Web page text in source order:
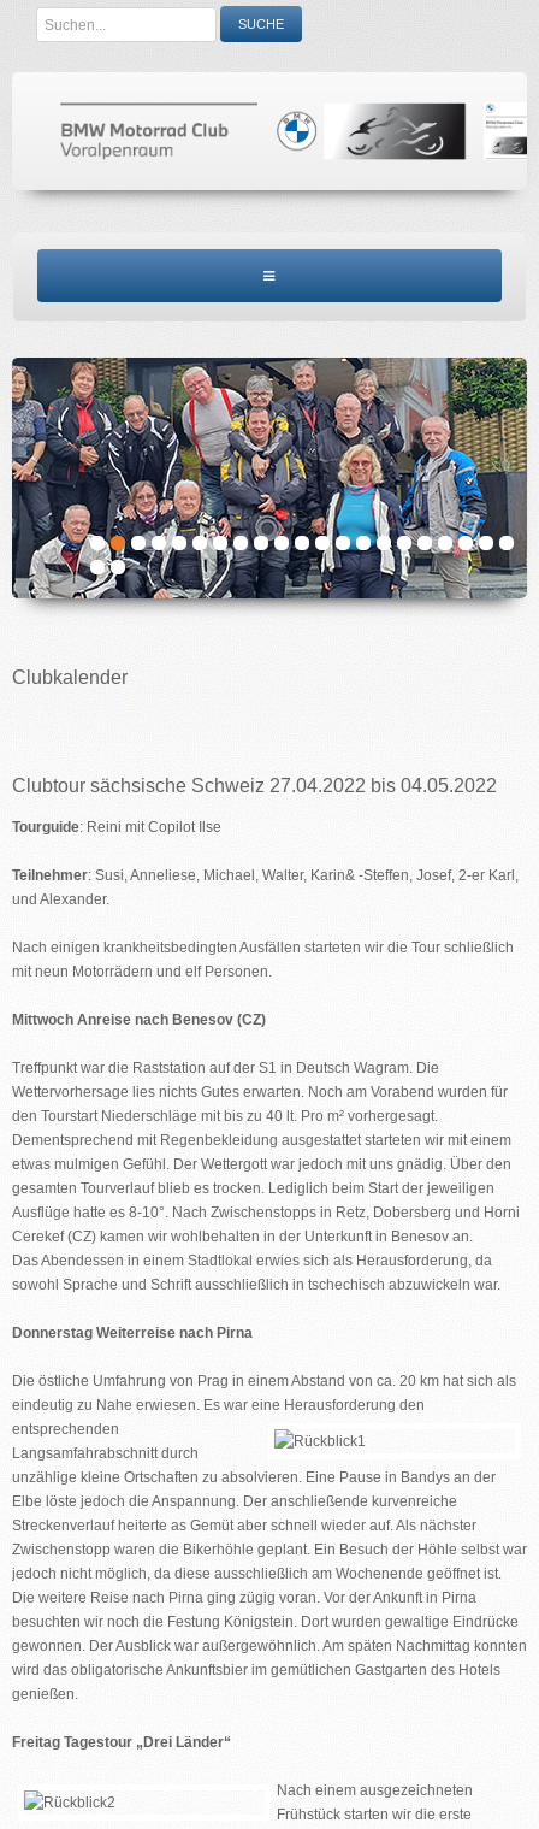
Search
...
SUCHE
CLUBINFO
TERMINE
ACCESSORIES
KONTAKT
IMPRESSUM
Clubkalender
Clubtour sächsische Schweiz 27.04.2022 bis 04.05.2022
Tourguide: Reini mit Copilot Ilse
Teilnehmer: Susi, Anneliese, Michael, Walter, Karin& -Steffen, Josef, 2-er Karl,
und Alexander.
Nach einigen krankheitsbedingten Ausfällen starteten wir die Tour schließlich
mit neun Motorrädern und elf Personen.
Mittwoch Anreise nach Benesov (CZ)
Treffpunkt war die Raststation auf der S1 in Deutsch Wagram. Die
Wettervorhersage lies nichts Gutes erwarten. Noch am Vorabend wurden für
den Tourstart Niederschläge mit bis zu 40 lt. Pro m² vorhergesagt.
Dementsprechend mit Regenbekleidung ausgestattet starteten wir mit einem
etwas mulmigen Gefühl. Der Wettergott war jedoch mit uns gnädig. Über den
gesamten Tourverlauf blieb es trocken. Lediglich beim Start der jeweiligen
Ausflüge hatte es 8-10°. Nach Zwischenstopps in Retz, Dobersberg und Horni
Cerekef (CZ) kamen wir wohlbehalten in der Unterkunft in Benesov an.
Das Abendessen in einem Stadtlokal erwies sich als Herausforderung, da
sowohl Sprache und Schrift ausschließlich in tschechisch abzuwickeln war.
Donnerstag Weiterreise nach Pirna
Die östliche Umfahrung von Prag in einem Abstand von ca. 20 km hat sich als
eindeutig zu Nahe erwiesen. Es war eine Herausforderung den
entsprechenden
Langsamfahrabschnitt durch
unzählige kleine Ortschaften zu absolvieren. Eine Pause in Bandys an der
Elbe löste jedoch die Anspannung. Der anschließende kurvenreiche
Streckenverlauf heiterte as Gemüt aber schnell wieder auf. Als nächster
Zwischenstopp waren die Bikerhöhle geplant. Ein Besuch der Höhle selbst war
jedoch nicht möglich, da diese ausschließlich am Wochenende geöffnet ist.
Die weitere Reise nach Pirna ging zügig voran. Vor der Ankunft in Pirna
besuchten wir noch die Festung Königstein. Dort wurden gewaltige Eindrücke
gewonnen. Der Ausblick war außergewöhnlich. Am späten Nachmittag konnten
wird das obligatorische Ankunftsbier im gemütlichen Gastgarten des Hotels
genießen.
Freitag Tagestour „Drei Länder“
Nach einem ausgezeichneten
Frühstück starten wir die erste